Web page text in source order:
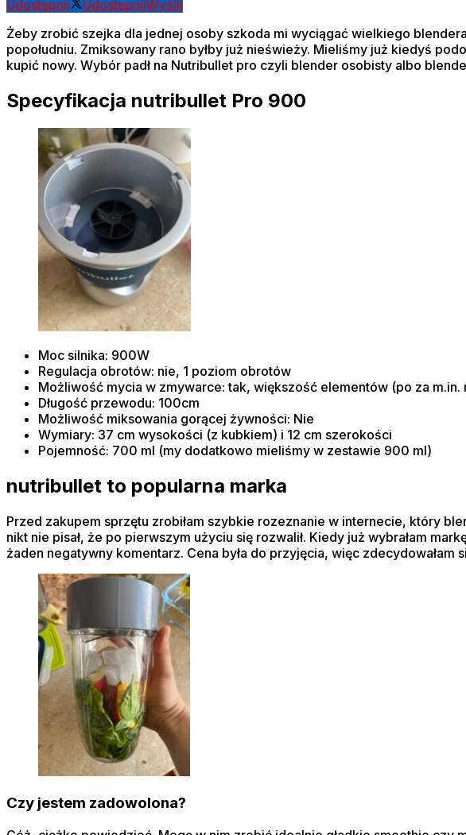
Udostępnij
UdostępnijWyślij
Żeby zrobić szejka dla jednej osoby szkoda mi wyciągać wielkiego
popołudniu. Zmiksowany rano byłby już nieświeży. Mieliśmy już kiedyś
kupić nowy. Wybór padł na Nutribullet pro czyli blender osobisty albo
Specyfikacja nutribullet Pro 900
Moc silnika: 900W
Regulacja obrotów: nie, 1 poziom obrotów
Możliwość mycia w zmywarce: tak, większość elementów (po za m.in.
Długość przewodu: 100cm
Możliwość miksowania gorącej żywności: Nie
Wymiary: 37 cm wysokości (z kubkiem) i 12 cm szerokości
Pojemność: 700 ml (my dodatkowo mieliśmy w zestawie 900 ml)
nutribullet to popularna marka
Przed zakupem sprzętu zrobiłam szybkie rozeznanie w internecie, który
nikt nie pisał, że po pierwszym użyciu się rozwalił. Kiedy już wybrałam
żaden negatywny komentarz. Cena była do przyjęcia, więc zdecydowałam
Czy jestem zadowolona?